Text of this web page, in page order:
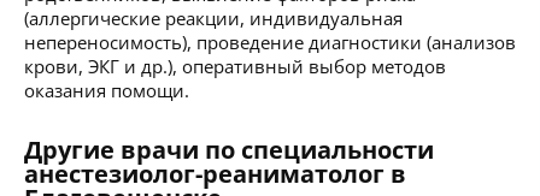
(аллергические реакции, индивидуальная
непереносимость), проведение диагностики (анализов
крови, ЭКГ и др.), оперативный выбор методов
оказания помощи.
Другие врачи по специальности
анестезиолог-реаниматолог в